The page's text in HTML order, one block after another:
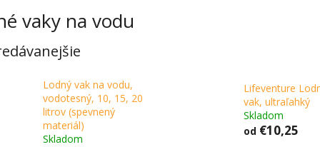
vaky na vodu
Lodný vak na vodu,
vodotesný, 10, 15, 20
litrov (spevnený
materiál)
Skladom
Lifeventure
vak, ultraľahký
Skladom
od €10,25